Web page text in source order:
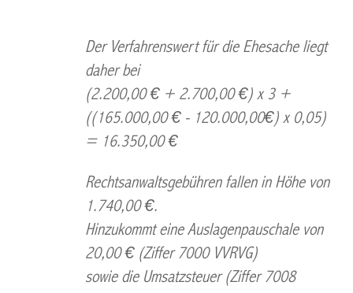
Der Verfahrenswert für die Ehesache liegt
daher bei
(2.200,00 € + 2.700,00 €) x 3 +
((165.000,00 € - 120.000,00€) x 0,05)
= 16.350,00 €
Rechtsanwaltsgebühren fallen in Höhe von
1.740,00 €.
Hinzukommt eine Auslagenpauschale von
20,00 € (Ziffer 7000 VVRVG)
sowie die Umsatzsteuer (Ziffer 7008